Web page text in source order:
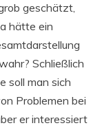
geschätzt,
hätte ein
Schließlich
soll man sich
Problemen bei
er interessiert